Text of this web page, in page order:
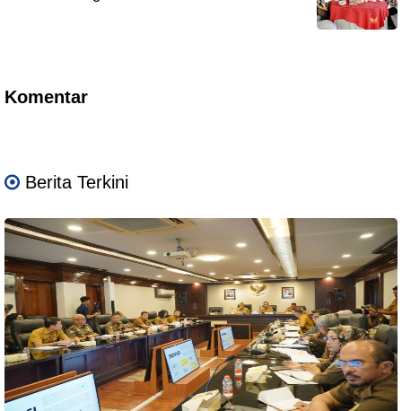
Komentar
Berita Terkini